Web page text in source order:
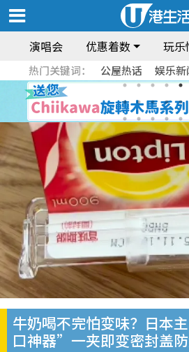
演唱会 优惠着数 玩乐
热门关键词： 公屋热话 娱乐新
牛奶喝不完怕变味？日本
口神器”一夹即变密封盖